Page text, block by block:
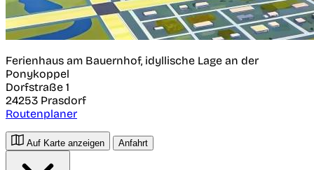
Ferienhaus am Bauernhof, idyllische Lage an der
Ponykoppel
Dorfstraße 1
24253 Prasdorf
Routenplaner
Auf Karte anzeigen Anfahrt